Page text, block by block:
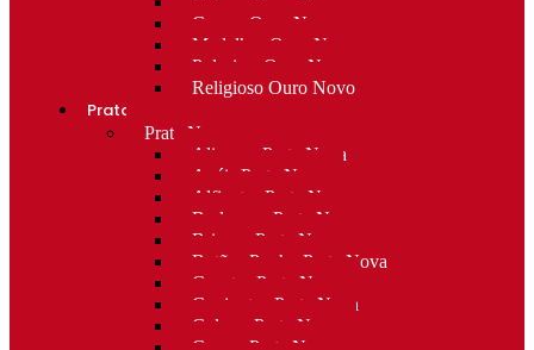
Cruzes Ouro Novo
Medalhas Ouro Novo
Pulseiras Ouro Novo
Religioso Ouro Novo
Prata
Prata Nova
Alianças Prata Nova
Anéis Prata Nova
Alfinetes Prata Nova
Berloques Prata Nova
Brincos Prata Nova
Botões Punho Prata Nova
Canetas Prata Nova
Conjuntos Prata Nova
Colares Prata Nova